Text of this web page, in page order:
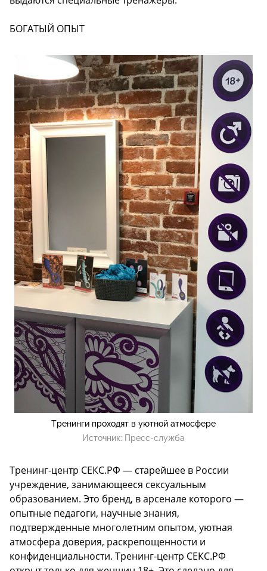
БОГАТЫЙ ОПЫТ
Тренинги проходят в уютной атмосфере
Источник: Пресс-служба
Тренинг-центр СЕКС.РФ — старейшее в России
учреждение, занимающееся сексуальным
образованием. Это бренд, в арсенале которого —
опытные педагоги, научные знания,
подтвержденные многолетним опытом, уютная
атмосфера доверия, раскрепощенности и
конфиденциальности. Тренинг-центр СЕКС.РФ